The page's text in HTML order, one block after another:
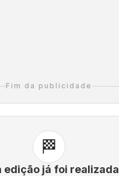
Fim da publicidade
🏁
edição já foi realizada